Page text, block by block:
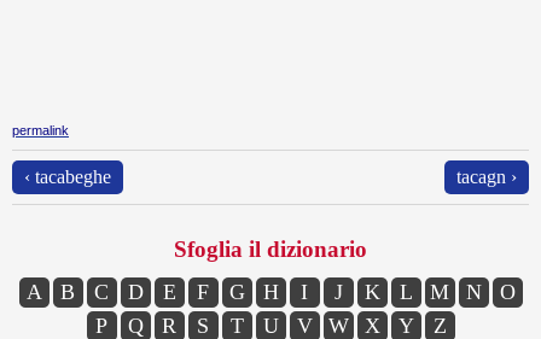
permalink
‹ tacabeghe tacagn ›
Sfoglia il dizionario
A B C D E F G H I J K L M N
O
P
Q R S T U V W X Y Z